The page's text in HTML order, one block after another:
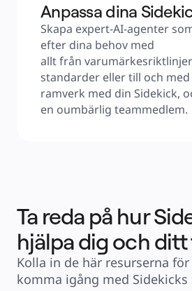
Anpassa dina
Skapa expert-AI-agenter
efter dina behov med
allt från
standarder eller till och
ramverk med din Sidekick,
en oumbärlig teammedlem.
Ta reda på hur
hjälpa dig och
Kolla in de här resurserna
komma igång med Sidekicks